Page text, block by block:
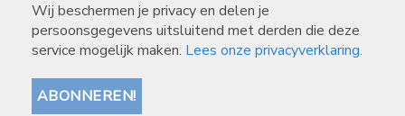
Wij beschermen je privacy en delen je
persoonsgegevens uitsluitend met derden die deze
service mogelijk maken. Lees onze privacyverklaring.